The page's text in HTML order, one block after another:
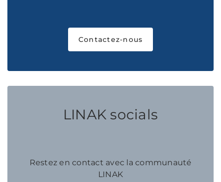
Contactez-nous
LINAK socials
Restez en contact avec la communauté
LINAK